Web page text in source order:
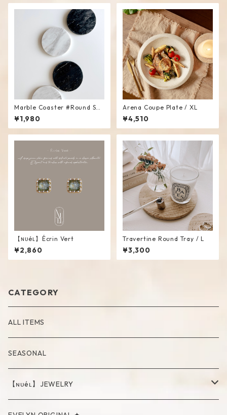
Marble Coaster #Round Sha
pe
¥1,980
Arena Coupe Plate / XL
¥4,510
【ɴᴜéʟ】Écrin Vert
¥2,860
Travertine Round Tray / L
¥3,300
CATEGORY
ALL ITEMS
SEASONAL
【ɴᴜéʟ】JEWELRY